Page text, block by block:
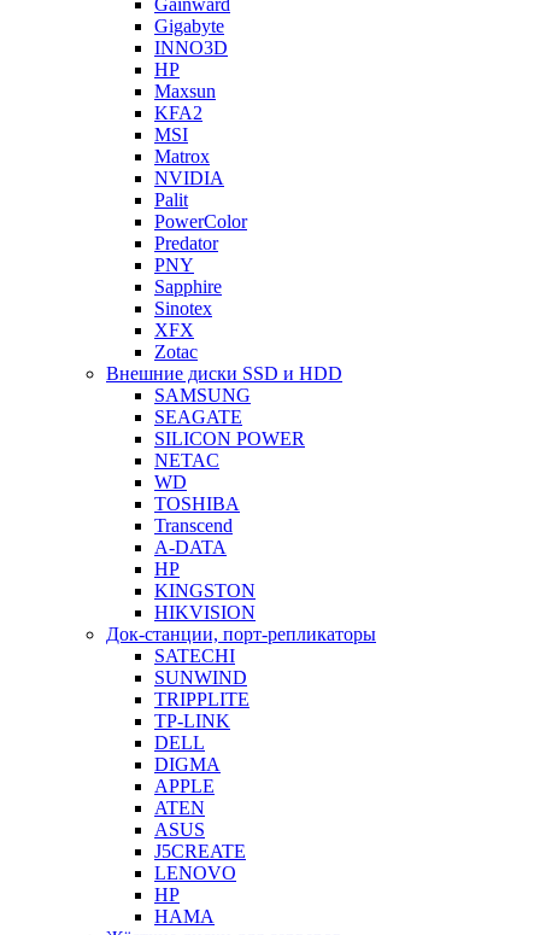
Gainward
Gigabyte
INNO3D
HP
Maxsun
KFA2
MSI
Matrox
NVIDIA
Palit
PowerColor
Predator
PNY
Sapphire
Sinotex
XFX
Zotac
Внешние диски SSD и HDD
SAMSUNG
SEAGATE
SILICON POWER
NETAC
WD
TOSHIBA
Transcend
A-DATA
HP
KINGSTON
HIKVISION
Док-станции, порт-репликаторы
SATECHI
SUNWIND
TRIPPLITE
TP-LINK
DELL
DIGMA
APPLE
ATEN
ASUS
J5CREATE
LENOVO
HP
HAMA